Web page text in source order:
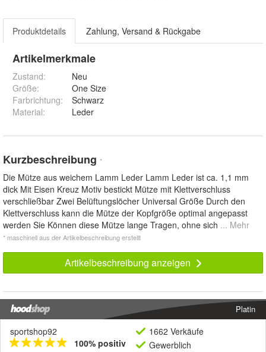
Produktdetails Zahlung, Versand & Rückgabe
Artikelmerkmale
Zustand:
Neu
Größe:
One Size
Farbrichtung:
Schwarz
Material: Leder
Kurzbeschreibung *
Die Mütze aus weichem Lamm Leder Lamm Leder ist ca. 1,1 mm
dick Mit Eisen Kreuz Motiv bestickt Mütze mit Klettverschluss
verschließbar Zwei Belüftungslöcher Universal Größe Durch den
Klettverschluss kann die Mütze der Kopfgröße optimal angepasst
werden Sie Können diese Mütze lange Tragen, ohne sich ... Mehr
* maschinell aus der Artikelbeschreibung erstellt
Artikelbeschreibung anzeigen
Platin
sportshop92
100% positiv
1662 Verkäufe
Gewerblich